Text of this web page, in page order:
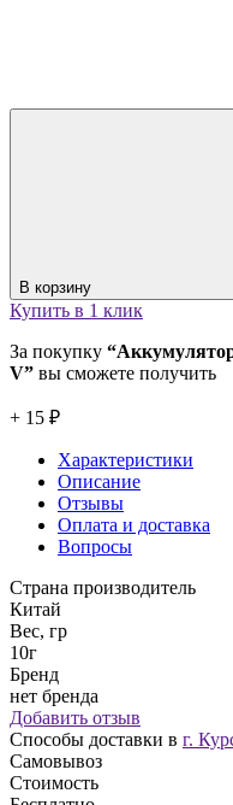
В корзину
Купить в 1 клик
За покупку
V” вы сможете получить
+ 15 ₽
Характеристики
Описание
Отзывы
Оплата и доставка
Вопросы
Страна производитель
Китай
Вес, гр
10г
Бренд
нет бренда
Добавить отзыв
Способы доставки в г.
Самовывоз
Стоимость